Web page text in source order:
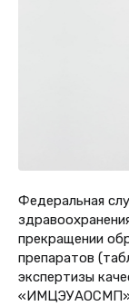
Федеральная
прекращении
препаратов
экспертизы
«ИМЦЭУАОСМП»)